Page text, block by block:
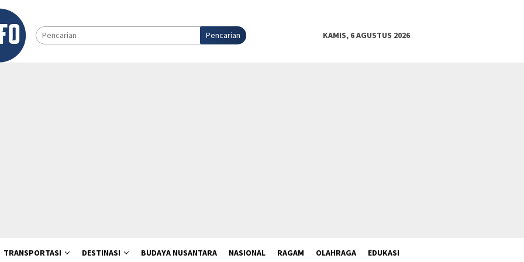
Pencarian KAMIS, 6 AGUSTUS 2026
TRANSPORTASI DESTINASI BUDAYA NUSANTARA NASIONAL RAGAM OLAHRAGA EDUKASI